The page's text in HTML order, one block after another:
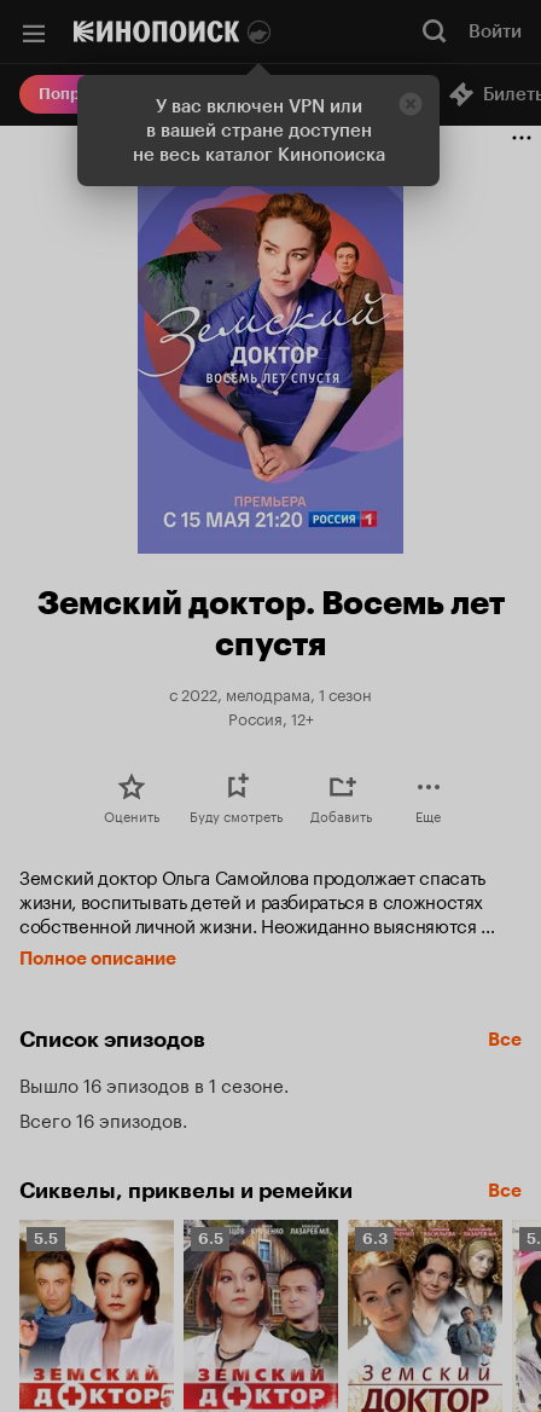
У вас включен VPN или
в вашей стране доступен
не весь каталог Кинопоиска
Войти
Попробовать Плюс Онлайн-кинотеатр
Земский доктор. Восемь лет
спустя
с 2022, мелодрама, 1 сезон
Россия, 12+
Оценить Буду смотреть Добавить Еще
Земский доктор Ольга Самойлова продолжает спасать
жизни, воспитывать детей и разбираться в сложностях
собственной личной жизни. Неожиданно выясняются
новые подробности несчастного случая, в котором погиб
муж Ольги: ДТП было инсценировано, а на самом деле
Полное описание
Список эпизодов Все
Вышло 16 эпизодов в 1 сезоне
Всего 16 эпизодов
Сиквелы, приквелы и ремейки Все
Рейтинг
Кинопоиска
5.5
5.5
Рейтинг
Кинопоиска
6.5
6.5
Рейтинг
Кинопоиска
6.3
6.3
Земский доктор. Восемь лет спустя (сериал, 1 сезон,